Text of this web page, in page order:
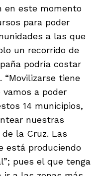
en este momento
para poder
a las que
un recorrido de
podría costar
“Movilizarse tiene
a poder
14 municipios,
nuestras
la Cruz. Las
está produciendo
pues el que tenga